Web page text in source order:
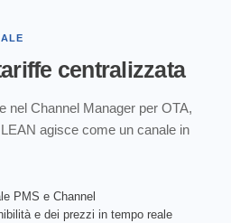
centralizzata
nel Channel Manager per OTA,
agisce come un canale in
PMS e Channel
e dei prezzi in tempo reale